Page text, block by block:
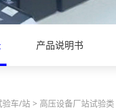
产品说明书
验车/站 > 高压设备厂站试验类